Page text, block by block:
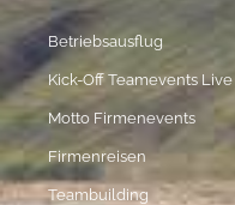
Betriebsausflug
Kick-Off Teamevents Live
Motto Firmenevents
Firmenreisen
Teambuilding